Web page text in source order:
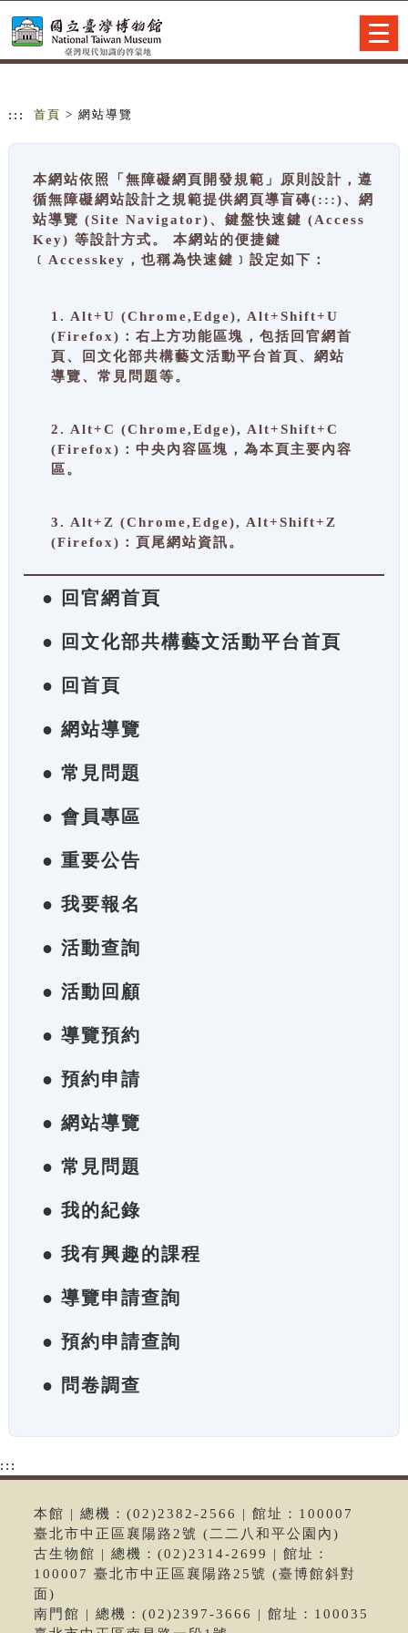
::: 首頁 > 網站導覽
本網站依照「無障礙網頁開發規範」原則設計，遵
循無障礙網站設計之規範提供網頁導盲磚(:::)、網
站導覽 (Site Navigator)、鍵盤快速鍵 (Access
Key) 等設計方式。 本網站的便捷鍵
﹝Accesskey，也稱為快速鍵﹞設定如下：
1. Alt+U (Chrome,Edge), Alt+Shift+U
(Firefox)：右上方功能區塊，包括回官網首
頁、回文化部共構藝文活動平台首頁、網站
導覽、常見問題等。
2. Alt+C (Chrome,Edge), Alt+Shift+C
(Firefox)：中央內容區塊，為本頁主要內容
區。
3. Alt+Z (Chrome,Edge), Alt+Shift+Z
(Firefox)：頁尾網站資訊。
● 回官網首頁
● 回文化部共構藝文活動平台首頁
● 回首頁
● 網站導覽
● 常見問題
● 會員專區
● 重要公告
● 我要報名
● 活動查詢
● 活動回顧
● 導覽預約
● 預約申請
● 網站導覽
● 常見問題
● 我的紀錄
● 我有興趣的課程
● 導覽申請查詢
● 預約申請查詢
● 問卷調查
:::
本館 | 總機：(02)2382-2566 | 館址：100007
臺北市中正區襄陽路2號 (二二八和平公園內)
古生物館 | 總機：(02)2314-2699 | 館址：
100007 臺北市中正區襄陽路25號 (臺博館斜對
面)
南門館 | 總機：(02)2397-3666 | 館址：100035